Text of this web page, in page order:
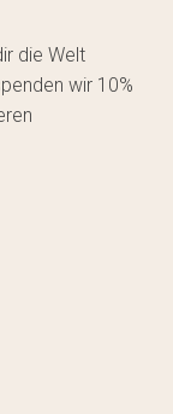
die Welt
wir 10%